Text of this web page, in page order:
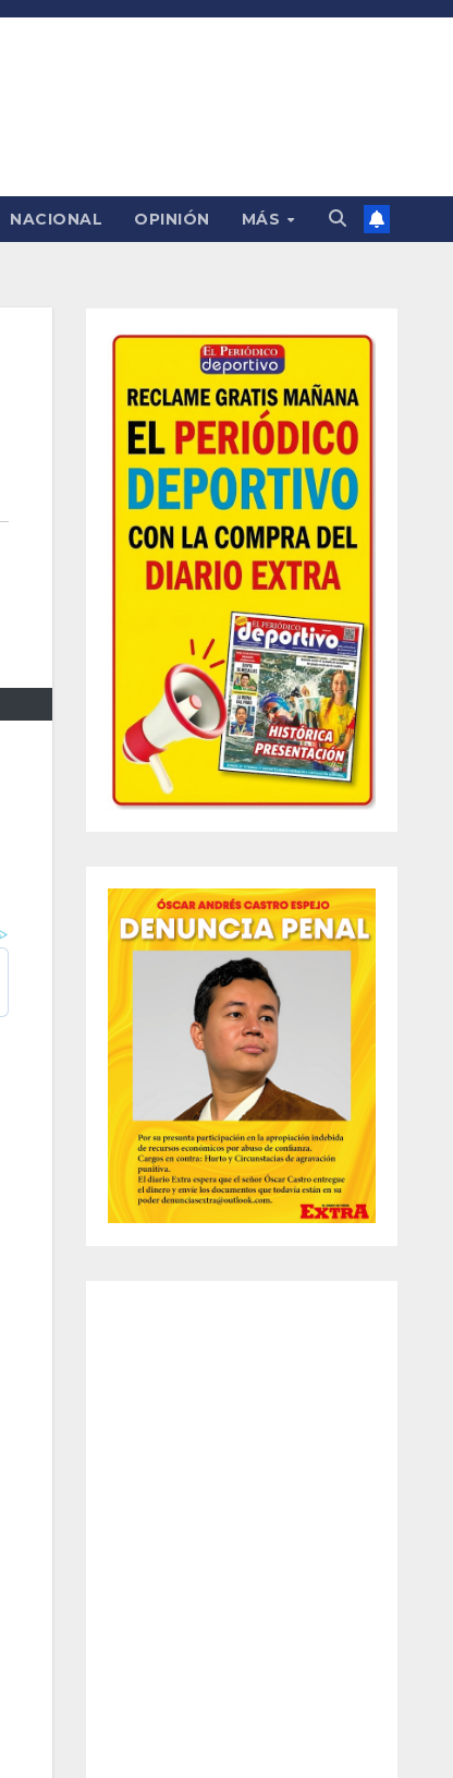
NACIONAL OPINIÓN MÁS